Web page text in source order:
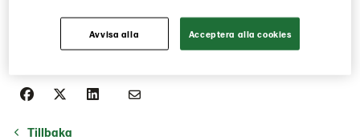
För vidare information kontakta Petter Melin, regionchef
Lantmännen Fastigheter AB:
Tillbaka
Avvisa alla Acceptera alla cookies